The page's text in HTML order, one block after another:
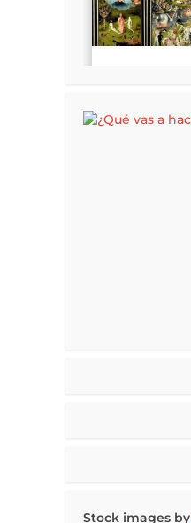
Stock images by